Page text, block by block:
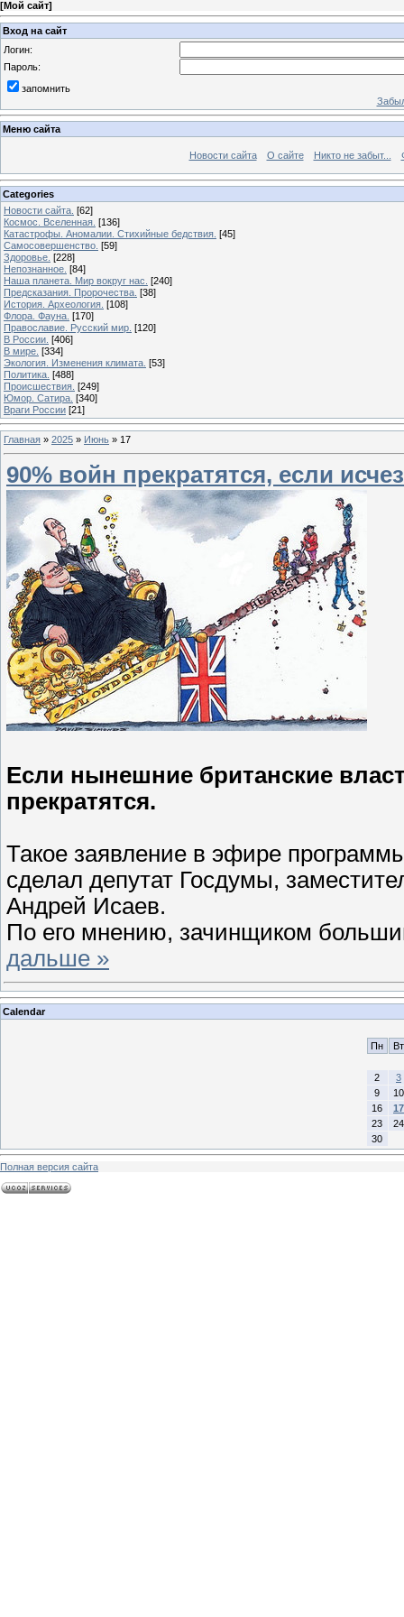
[Мой сайт]
Вход на сайт
Логин:
Пароль:
запомнить
Меню сайта
Новости сайта О сайте Никто не забыт...
Categories
Новости сайта. [62]
Космос. Вселенная. [136]
Катастрофы. Аномалии. Стихийные бедствия. [45]
Самосовершенство. [59]
Здоровье. [228]
Непознанное. [84]
Наша планета. Мир вокруг нас. [240]
Предсказания. Пророчества. [38]
История. Археология. [108]
Флора. Фауна. [170]
Православие. Русский мир. [120]
В России. [406]
В мире. [334]
Экология. Изменения климата. [53]
Политика. [488]
Происшествия. [249]
Юмор. Сатира. [340]
Враги России [21]
Главная » 2025 » Июнь » 17
90% войн прекратятся, если
Если нынешние британские
прекратятся.
Такое заявление в эфире
сделал депутат Госдумы,
Андрей Исаев.
По его мнению, зачинщиком
дальше »
Calendar
Пн Вт
2
3
9
10
16
17
23
24
30
Полная версия сайта